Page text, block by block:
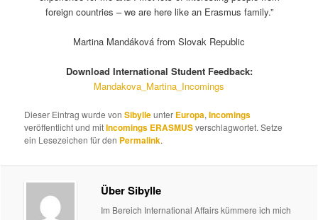
foreign countries – we are here like an Erasmus family.”
Martina Mandáková from Slovak Republic
Download International Student Feedback:
Mandakova_Martina_Incomings
Dieser Eintrag wurde vonSibylleunter Europa,Incomings
veröffentlicht und mitIncomings ERASMUSverschlagwortet. Setze
ein Lesezeichen für den Permalink.
Über Sibylle
Im Bereich International Affairs kümmere ich mich